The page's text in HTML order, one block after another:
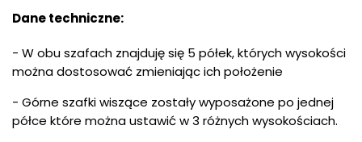
Dane techniczne:
- W obu szafach znajduję się 5 półek, których wysokości
można dostosować zmieniając ich położenie
- Górne szafki wiszące zostały wyposażone po jednej
półce które można ustawić w 3 różnych wysokościach.